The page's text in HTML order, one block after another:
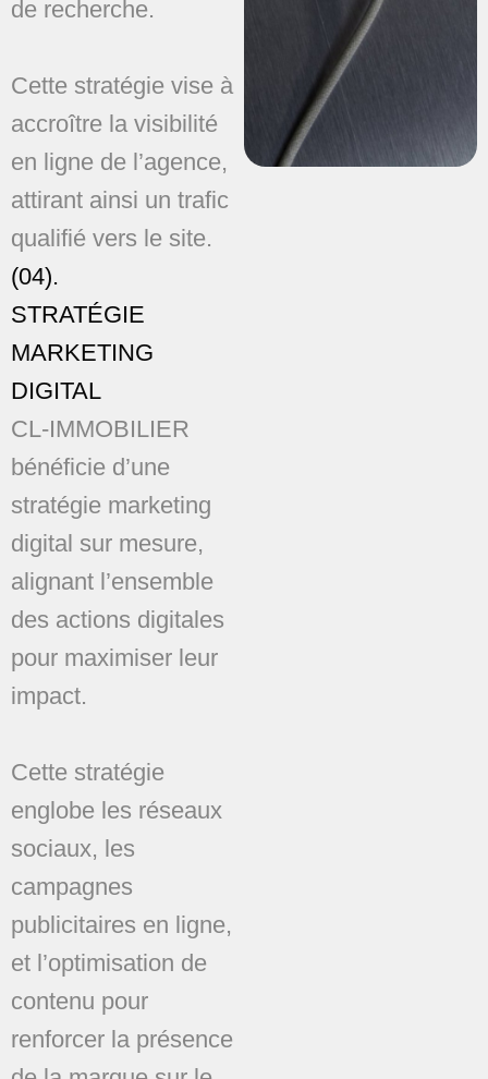
de recherche.
Cette stratégie vise à
accroître la visibilité
en ligne de l’agence,
attirant ainsi un trafic
qualifié vers le site.
(04).
STRATÉGIE
MARKETING
DIGITAL
CL-IMMOBILIER
bénéficie d’une
stratégie marketing
digital sur mesure,
alignant l’ensemble
des actions digitales
pour maximiser leur
impact.
Cette stratégie
englobe les réseaux
sociaux, les
campagnes
publicitaires en ligne,
et l’optimisation de
contenu pour
renforcer la présence